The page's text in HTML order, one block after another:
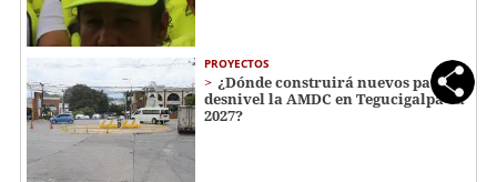
PROYECTOS
¿Dónde construirá nuevos pasos a
desnivel la AMDC en Tegucigalpa en
2027?